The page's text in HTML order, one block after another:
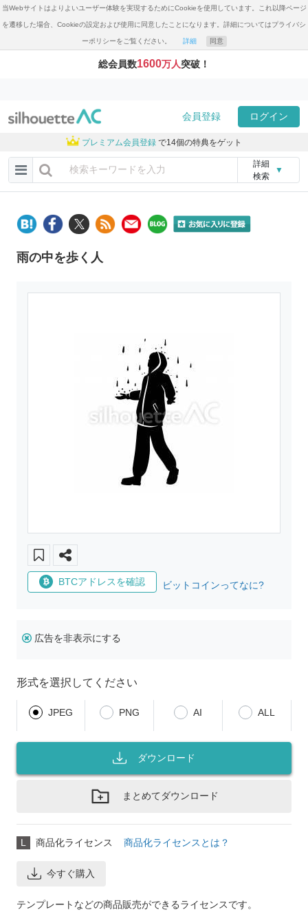
当Webサイトはよりよいユーザー体験を実現するためにCookieを使用しています。これ以降ページ
を遷移した場合、Cookieの設定および使用に同意したことになります。詳細についてはプライバシ
ーポリシーをご覧ください。 詳細 同意
総会員数1600万人突破！
会員登録 ログイン
プレミアム会員登録 で14個の特典をゲット
詳細
検索
▼
雨の中を歩く人
BTCアドレスを確認 ビットコインってなに?
広告を非表示にする
形式を選択してください
JPEG PNG AI ALL
ダウンロード
まとめてダウンロード
L 商品化ライセンス 商品化ライセンスとは？
今すぐ購入
テンプレートなどの商品販売ができるライセンスです。